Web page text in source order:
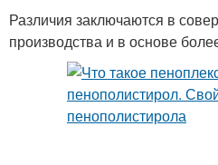
Различия заключаются в
производства и в основе